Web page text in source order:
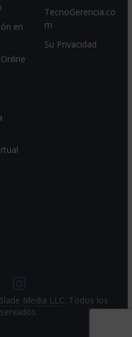
en
TecnoGerencia.co
m
Su Privacidad
Media LLC. Todos los